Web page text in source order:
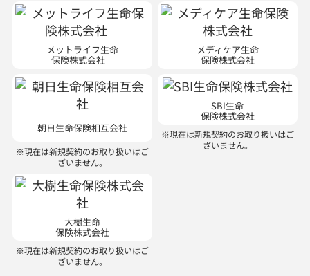
メットライフ生命
保険株式会社
メディケア生命
保険株式会社
朝日生命保険相互会社
※現在は新規契約のお取り扱いはご
ざいません。
SBI生命
保険株式会社
※現在は新規契約のお取り扱いはご
ざいません。
大樹生命
保険株式会社
※現在は新規契約のお取り扱いはご
ざいません。